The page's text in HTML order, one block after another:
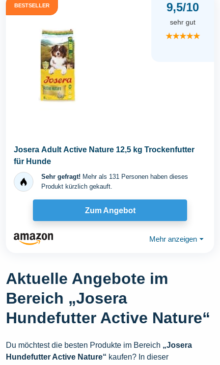
BESTSELLER 9,5/10
sehr gut
★★★★★
Josera Adult Active Nature 12,5 kg Trockenfutter
für Hunde
Sehr gefragt! Mehr als 131 Personen haben dieses
Produkt kürzlich gekauft.
Zum Angebot
Mehr anzeigen ⏷
Aktuelle Angebote im
Bereich „Josera
Hundefutter Active Nature“
Du möchtest die besten Produkte im Bereich „Josera
Hundefutter Active Nature“ kaufen? In dieser